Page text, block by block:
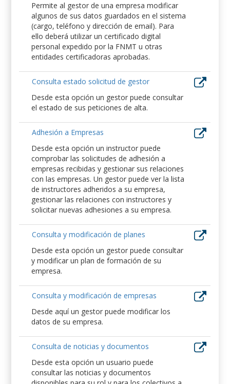
Permite al gestor de una empresa modificar
algunos de sus datos guardados en el sistema
(cargo, teléfono y dirección de email). Para
ello deberá utilizar un certificado digital
personal expedido por la FNMT u otras
entidades certificadoras aprobadas.
Consulta estado solicitud de gestor
Desde esta opción un gestor puede consultar
el estado de sus peticiones de alta.
Adhesión a Empresas
Desde esta opción un instructor puede
comprobar las solicitudes de adhesión a
empresas recibidas y gestionar sus relaciones
con las empresas. Un gestor puede ver la lista
de instructores adheridos a su empresa,
gestionar las relaciones con instructores y
solicitar nuevas adhesiones a su empresa.
Consulta y modificación de planes
Desde esta opción un gestor puede consultar
y modificar un plan de formación de su
empresa.
Consulta y modificación de empresas
Desde aquí un gestor puede modificar los
datos de su empresa.
Consulta de noticias y documentos
Desde esta opción un usuario puede
consultar las noticias y documentos